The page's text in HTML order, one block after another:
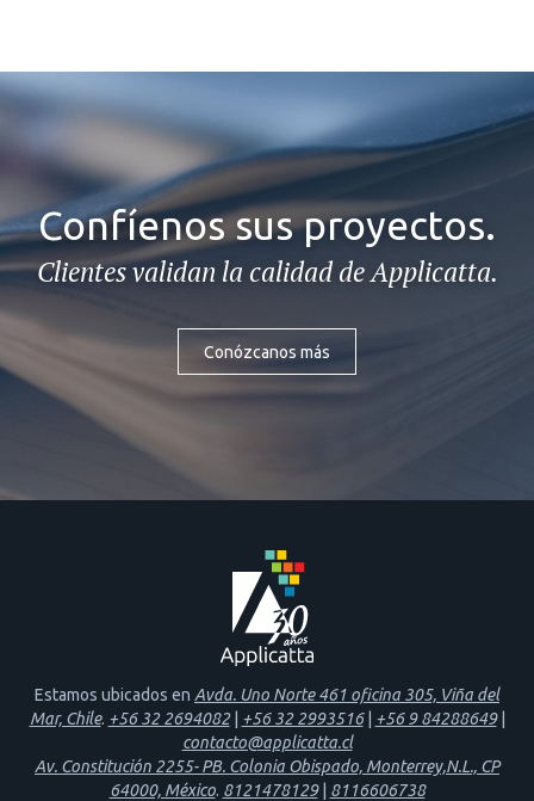
Confíenos sus proyectos.
Clientes validan la calidad de Applicatta.
Conózcanos más
Estamos ubicados en Avda. Uno Norte 461 oficina 305, Viña del
Mar, Chile. +56 32 2694082| +56 32 2993516| +56 9 84288649|
contacto@applicatta.cl
Av. Constitución 2255- PB. Colonia Obispado, Monterrey,N.L., CP
64000, México. 8121478129| 8116606738